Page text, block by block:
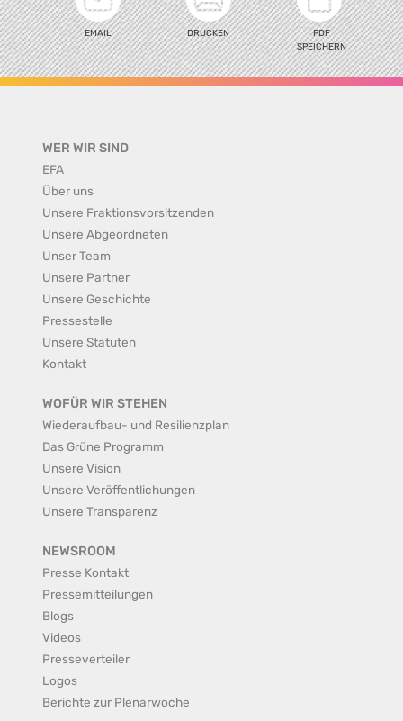
EMAIL DRUCKEN
PDF
SPEICHERN
WER WIR SIND
EFA
Über uns
Unsere Fraktionsvorsitzenden
Unsere Abgeordneten
Unser Team
Unsere Partner
Unsere Geschichte
Pressestelle
Unsere Statuten
Kontakt
WOFÜR WIR STEHEN
Wiederaufbau- und Resilienzplan
Das Grüne Programm
Unsere Vision
Unsere Veröffentlichungen
Unsere Transparenz
NEWSROOM
Presse Kontakt
Pressemitteilungen
Blogs
Videos
Presseverteiler
Logos
Berichte zur Plenarwoche